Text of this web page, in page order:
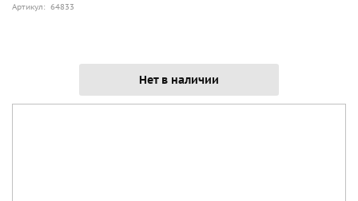
Артикул: 64833
Нет в наличии